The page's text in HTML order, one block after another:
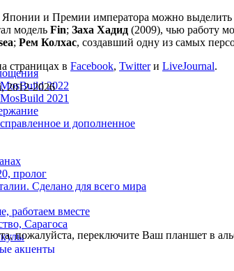
и Премии императора можно выделить
модель Fin; Заха Хадид (2009), чью работу
; Рем Колхас, создавший одну из самых
страницах в Facebook, Twitterи LiveJournal.
2022
2021
и дополненное
пролог
Сделано для всего мира
работаем вместе
Сарагоса
акценты
2012-2026
пожалуйста, переключите Ваш планшет в